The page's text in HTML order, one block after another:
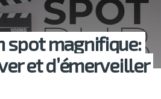
spot magnifique:
et d’émerveiller